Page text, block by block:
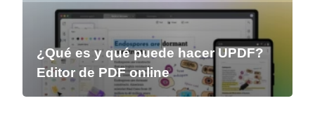
¿Qué es y qué puede hacer UPDF?
Editor de PDF online